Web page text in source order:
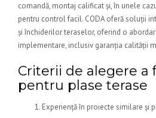
comandă, montaj calificat și, în unele
pentru control facil. CODA oferă soluții
și închiderilor teraselor, oferind o
implementare, inclusiv garanția calității
Criterii de alegere a
pentru plase terase
Experiență în proiecte similare și